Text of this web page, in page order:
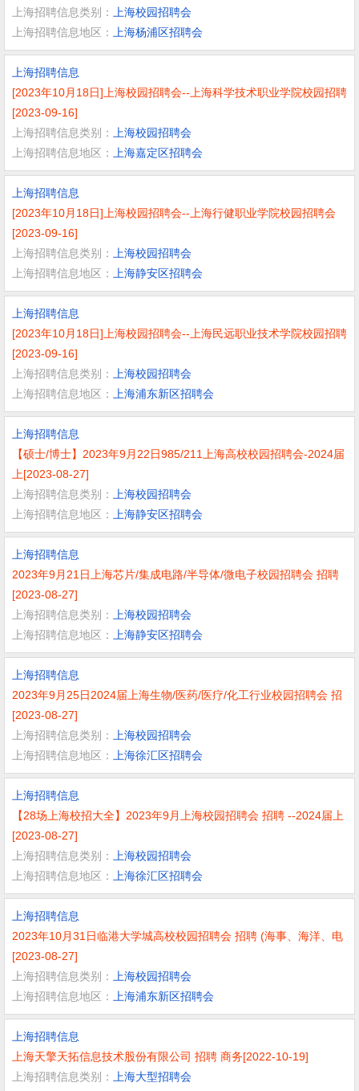
上海招聘信息类别： 上海校园招聘会
上海招聘信息地区： 上海杨浦区招聘会
上海招聘信息
[2023年10月18日]上海校园招聘会--上海科学技术职业学院校园招聘
[2023-09-16]
上海招聘信息类别： 上海校园招聘会
上海招聘信息地区： 上海嘉定区招聘会
上海招聘信息
[2023年10月18日]上海校园招聘会--上海行健职业学院校园招聘会
[2023-09-16]
上海招聘信息类别： 上海校园招聘会
上海招聘信息地区： 上海静安区招聘会
上海招聘信息
[2023年10月18日]上海校园招聘会--上海民远职业技术学院校园招聘
[2023-09-16]
上海招聘信息类别： 上海校园招聘会
上海招聘信息地区： 上海浦东新区招聘会
上海招聘信息
【硕士/博士】2023年9月22日985/211上海高校校园招聘会-2024届
上[2023-08-27]
上海招聘信息类别： 上海校园招聘会
上海招聘信息地区： 上海静安区招聘会
上海招聘信息
2023年9月21日上海芯片/集成电路/半导体/微电子校园招聘会 招聘
[2023-08-27]
上海招聘信息类别： 上海校园招聘会
上海招聘信息地区： 上海静安区招聘会
上海招聘信息
2023年9月25日2024届上海生物/医药/医疗/化工行业校园招聘会 招
[2023-08-27]
上海招聘信息类别： 上海校园招聘会
上海招聘信息地区： 上海徐汇区招聘会
上海招聘信息
【28场上海校招大全】2023年9月上海校园招聘会 招聘 --2024届上
[2023-08-27]
上海招聘信息类别： 上海校园招聘会
上海招聘信息地区： 上海徐汇区招聘会
上海招聘信息
2023年10月31日临港大学城高校校园招聘会 招聘 (海事、海洋、电
[2023-08-27]
上海招聘信息类别： 上海校园招聘会
上海招聘信息地区： 上海浦东新区招聘会
上海招聘信息
上海天擎天拓信息技术股份有限公司 招聘 商务[2022-10-19]
上海招聘信息类别： 上海大型招聘会